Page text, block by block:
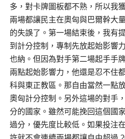
多，對卡牌圖板都不熟，所以我
兩場都讓民主在奧匈與巴爾幹大
的失誤了。第一場結束後，我有
到計分控制，專制先放起始影響
也納。但因為對手第二場起手手
兩點起始影響力，他還是忍不住
科與東正教區。那自由當然一點
奧匈計分控制。另外這場的對手
分的國家。雖然可能挽回這個國
過分，優先度比較低。如果投注